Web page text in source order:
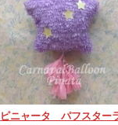
ピニャータ パフスター